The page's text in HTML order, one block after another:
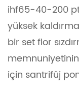
ihf65-40-200
yüksek
bir set flor
için santrifüj